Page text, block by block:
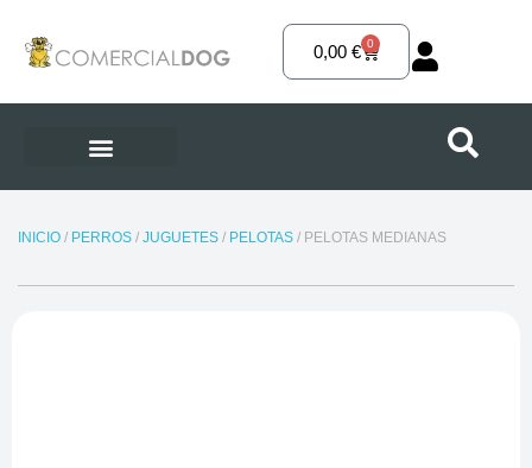
contenido
0,00€ 0
Carrito
INICIO/ PERROS/ JUGUETES/ PELOTAS/ PELOTAS MEDIANAS